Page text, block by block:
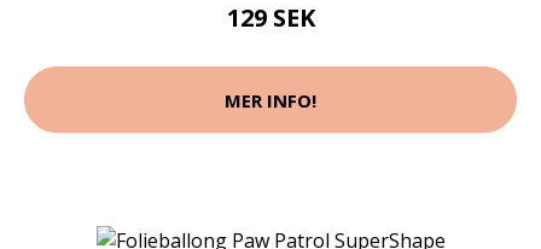
129 SEK
MER INFO!